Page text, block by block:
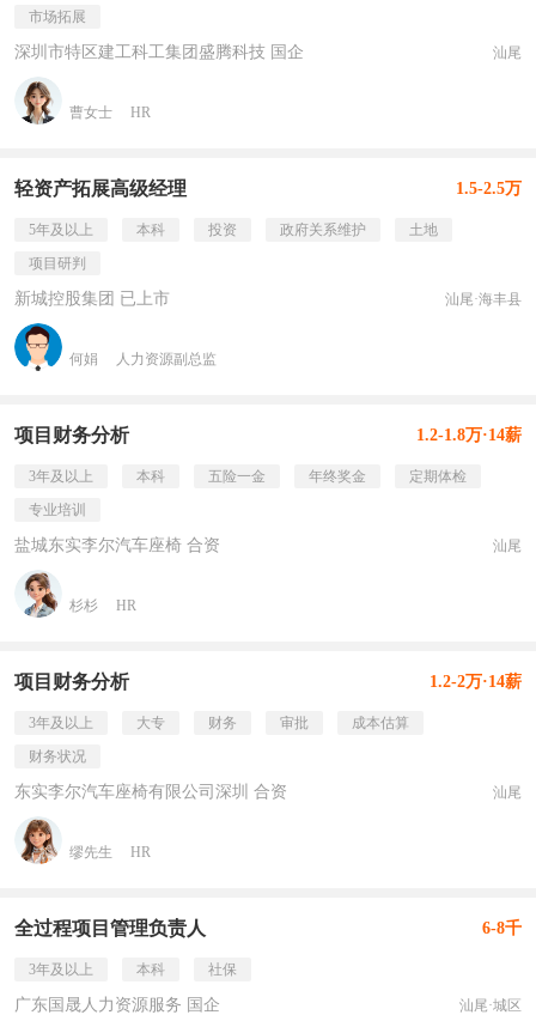
市场拓展
深圳市特区建工科工集团盛腾科技 国企 汕尾
曹女士 HR
轻资产拓展高级经理 1.5-2.5万
5年及以上 本科 投资 政府关系维护
土地
项目研判
新城控股集团 已上市 汕尾·海丰县
何娟 人力资源副总监
项目财务分析 1.2-1.8万·14薪
3年及以上 本科 五险一金 年终奖金
定期体检
专业培训
盐城东实李尔汽车座椅 合资 汕尾
杉杉 HR
项目财务分析 1.2-2万·14薪
3年及以上 大专 财务 审批
成本估算
财务状况
东实李尔汽车座椅有限公司深圳 合资 汕尾
缪先生 HR
全过程项目管理负责人 6-8千
3年及以上 本科 社保
广东国晟人力资源服务 国企 汕尾·城区